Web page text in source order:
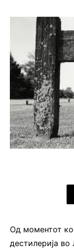
Од моментот
дестилерија во